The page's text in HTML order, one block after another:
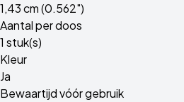
1,43 cm (0.562")
Aantal per doos
1 stuk(s)
Kleur
Ja
Bewaartijd vóór gebruik